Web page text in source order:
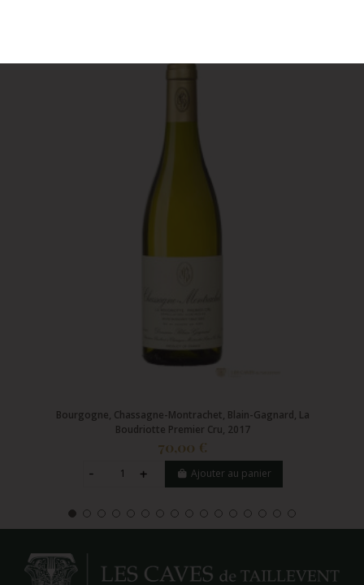
Bourgogne, Chassagne-Montrachet, Blain-Gagnard, La
Boudriotte Premier Cru, 2017
70,00 €
Ajouter au panier